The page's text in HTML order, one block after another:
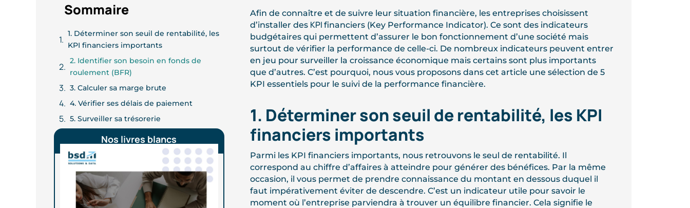
Sommaire
1. Déterminer son seuil de rentabilité, les
KPI financiers importants
2. Identifier son besoin en fonds de
roulement (BFR)
3. Calculer sa marge brute
4. Vérifier ses délais de paiement
5. Surveiller sa trésorerie
Nos livres blancs
Afin de connaître et de suivre leur situation financière, les entreprises choisissent
d’installer des KPI financiers (Key Performance Indicator). Ce sont des indicateurs
budgétaires qui permettent d’assurer le bon fonctionnement d’une société mais
surtout de vérifier la performance de celle-ci. De nombreux indicateurs peuvent entrer
en jeu pour surveiller la croissance économique mais certains sont plus importants
que d’autres. C’est pourquoi, nous vous proposons dans cet article une sélection de 5
KPI essentiels pour le suivi de la performance financière.
1. Déterminer son seuil de rentabilité, les KPI
financiers importants
Parmi les KPI financiers importants, nous retrouvons le seul de rentabilité. Il
correspond au chiffre d’affaires à atteindre pour générer des bénéfices. Par la même
occasion, il vous permet de prendre connaissance du montant en dessous duquel il
faut impérativement éviter de descendre. C’est un indicateur utile pour savoir le
moment où l’entreprise parviendra à trouver un équilibre financier. Cela signifie le